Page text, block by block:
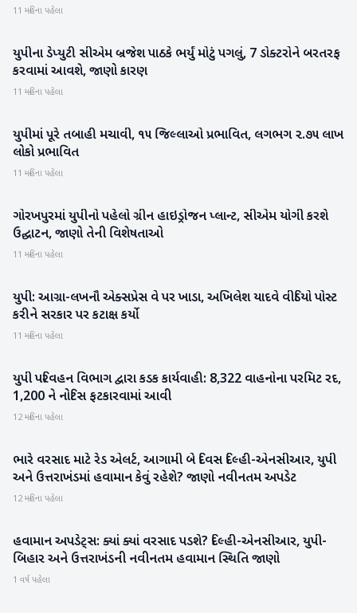
11 મહિના પહેલા
રાષ્ટ્રીય
યુપીના ડેપ્યુટી સીએમ બ્રજેશ પાઠકે ભર્યું મોટું પગલું, 7 ડોક્ટરોને બરતરફ
કરવામાં આવશે, જાણો કારણ
11 મહિના પહેલા
રાષ્ટ્રીય
યુપીમાં પૂરે તબાહી મચાવી, ૧૫ જિલ્લાઓ પ્રભાવિત, લગભગ ૨.૭૫ લાખ
લોકો પ્રભાવિત
11 મહિના પહેલા
રાષ્ટ્રીય
ગોરખપુરમાં યુપીનો પહેલો ગ્રીન હાઇડ્રોજન પ્લાન્ટ, સીએમ યોગી કરશે
ઉદ્ઘાટન, જાણો તેની વિશેષતાઓ
11 મહિના પહેલા
રાષ્ટ્રીય
યુપી: આગ્રા-લખનૌ એક્સપ્રેસ વે પર ખાડા, અખિલેશ યાદવે વીડિયો પોસ્ટ
કરીને સરકાર પર કટાક્ષ કર્યો
11 મહિના પહેલા
રાષ્ટ્રીય
યુપી પરિવહન વિભાગ દ્વારા કડક કાર્યવાહી: 8,322 વાહનોના પરમિટ રદ,
1,200 ને નોટિસ ફટકારવામાં આવી
12 મહિના પહેલા
રાષ્ટ્રીય
ભારે વરસાદ માટે રેડ એલર્ટ, આગામી બે દિવસ દિલ્હી-એનસીઆર, યુપી
અને ઉત્તરાખંડમાં હવામાન કેવું રહેશે? જાણો નવીનતમ અપડેટ
12 મહિના પહેલા
રાષ્ટ્રીય
હવામાન અપડેટ્સ: ક્યાં ક્યાં વરસાદ પડશે? દિલ્હી-એનસીઆર, યુપી-
બિહાર અને ઉત્તરાખંડની નવીનતમ હવામાન સ્થિતિ જાણો
1 વર્ષ પહેલા